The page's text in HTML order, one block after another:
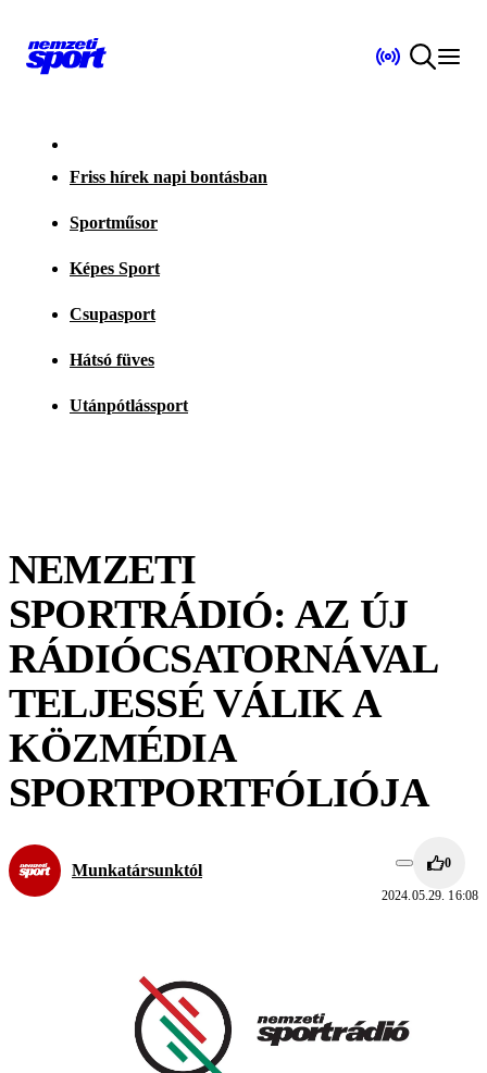
Friss hírek napi bontásban
Sportműsor
Képes Sport
Csupasport
Hátsó füves
Utánpótlássport
NEMZETI
SPORTRÁDIÓ: AZ ÚJ
RÁDIÓCSATORNÁVAL
TELJESSÉ VÁLIK A
KÖZMÉDIA
SPORTPORTFÓLIÓJA
Munkatársunktól 0
2024.05.29. 16:08